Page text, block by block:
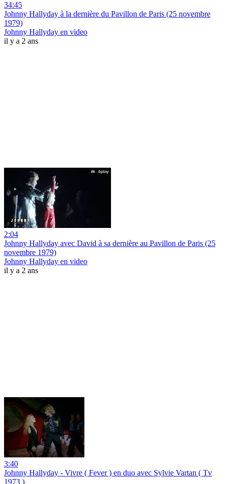
34:45
Johnny Hallyday à la dernière du Pavillon de Paris (25 novembre
1979)
Johnny Hallyday en video
il y a 2 ans
2:04
Johnny Hallyday avec David à sa dernière au Pavillon de Paris (25
novembre 1979)
Johnny Hallyday en video
il y a 2 ans
3:40
Johnny Hallyday - Vivre ( Fever ) en duo avec Sylvie Vartan ( Tv
1973 )